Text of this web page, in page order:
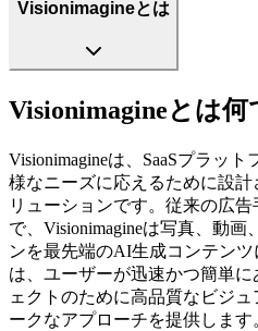
Visionimagineとは
Visionimagineとは何
Visionimagineは、SaaSプラッ
様なニーズに応えるために設
リューションです。従来の広
で、Visionimagineは写真、動
ンを最先端のAI生成コンテン
は、ユーザーが迅速かつ簡単
ェクトのために高品質なビジ
ークなアプローチを提供しま